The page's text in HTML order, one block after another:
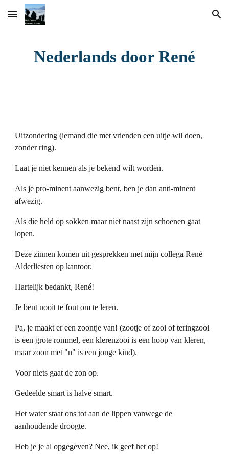
Skip to main content Skip to navigation
Nederlands door René
Uitzondering (iemand die met vrienden een uitje wil doen,
zonder ring).
Laat je niet kennen als je bekend wilt worden.
Als je pro-minent aanwezig bent, ben je dan anti-minent
afwezig.
Als die held op sokken maar niet naast zijn schoenen gaat
lopen.
Deze zinnen komen uit gesprekken met mijn collega René
Alderliesten op kantoor.
Hartelijk bedankt, René!
Je bent nooit te fout om te leren.
Pa, je maakt er een zoontje van! (zootje of zooi of teringzooi
is een grote rommel, een klerenzooi is een hoop van kleren,
maar zoon met "n" is een jonge kind).
Voor niets gaat de zon op.
Gedeelde smart is halve smart.
Het water staat ons tot aan de lippen vanwege de
aanhoudende droogte.
Heb je je al opgegeven? Nee, ik geef het op!